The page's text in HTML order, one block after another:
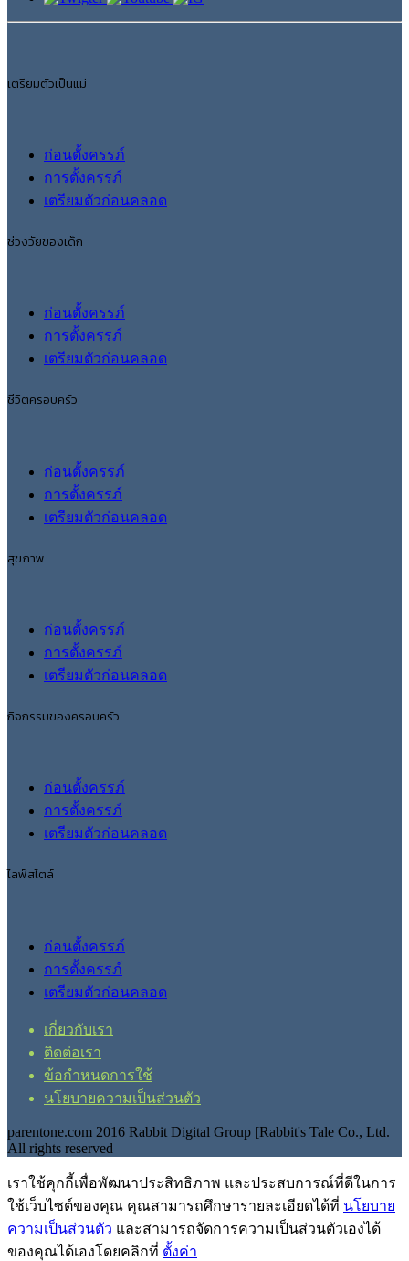
เตรียมตัวเป็นแม่
ก่อนตั้งครรภ์
การตั้งครรภ์
เตรียมตัวก่อนคลอด
ช่วงวัยของเด็ก
ก่อนตั้งครรภ์
การตั้งครรภ์
เตรียมตัวก่อนคลอด
ชีวิตครอบครัว
ก่อนตั้งครรภ์
การตั้งครรภ์
เตรียมตัวก่อนคลอด
สุขภาพ
ก่อนตั้งครรภ์
การตั้งครรภ์
เตรียมตัวก่อนคลอด
กิจกรรมของครอบครัว
ก่อนตั้งครรภ์
การตั้งครรภ์
เตรียมตัวก่อนคลอด
ไลฟ์สไตล์
ก่อนตั้งครรภ์
การตั้งครรภ์
เตรียมตัวก่อนคลอด
เกี่ยวกับเรา
ติดต่อเรา
ข้อกำหนดการใช้
นโยบายความเป็นส่วนตัว
parentone.com 2016 Rabbit Digital Group [Rabbit's Tale Co., Ltd.
All rights reserved
เราใช้คุกกี้เพื่อพัฒนาประสิทธิภาพ และประสบการณ์ที่ดีในการ
ใช้เว็บไซต์ของคุณ คุณสามารถศึกษารายละเอียดได้ที่ นโยบาย
ความเป็นส่วนตัว และสามารถจัดการความเป็นส่วนตัวเองได้
ของคุณได้เองโดยคลิกที่ ตั้งค่า